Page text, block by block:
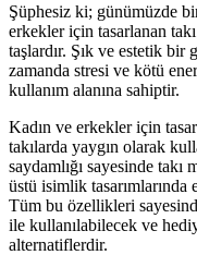
Şüphesiz ki; günümüzde
erkekler için tasarlanan
taşlardır. Şık ve estetik
zamanda stresi ve kötü
kullanım alanına sahiptir.
Kadın ve erkekler için
takılarda yaygın olarak
saydamlığı sayesinde takı
üstü isimlik tasarımlarında
Tüm bu özellikleri
ile kullanılabilecek ve
alternatiflerdir.